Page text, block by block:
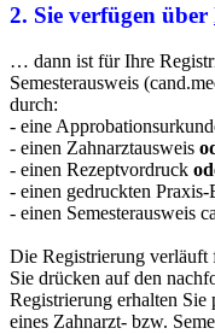
2. Sie verfügen über
… dann ist für Ihre
Semesterausweis
durch:
- eine
- einen Zahnarztausweis
- einen Rezeptvordruck
- einen gedruckten
- einen Semesterausweis
Die Registrierung verläuft
Sie drücken auf den
Registrierung erhalten
eines Zahnarzt- bzw.